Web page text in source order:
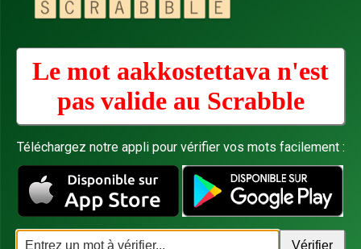
Le mot aakkostettava n'est
pas valide au Scrabble
Téléchargez notre appli pour vérifier vos mots facilement :